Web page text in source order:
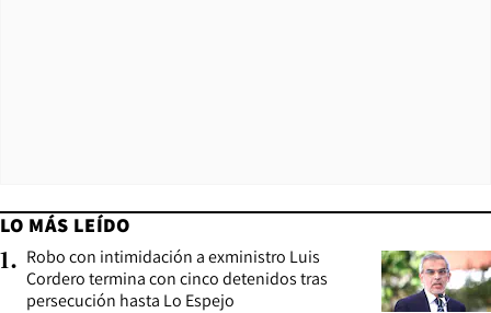
LO MÁS LEÍDO
1. Robo con intimidación a exministro Luis
Cordero termina con cinco detenidos tras
persecución hasta Lo Espejo